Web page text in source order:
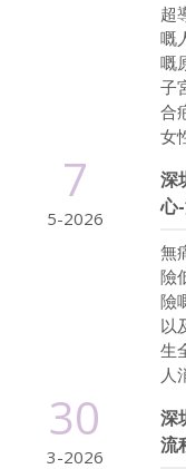
超
嘅
嘅
子
合
女
7
5-2026
深
心
無
險
險
以
生
人
30
3-2026
深
流